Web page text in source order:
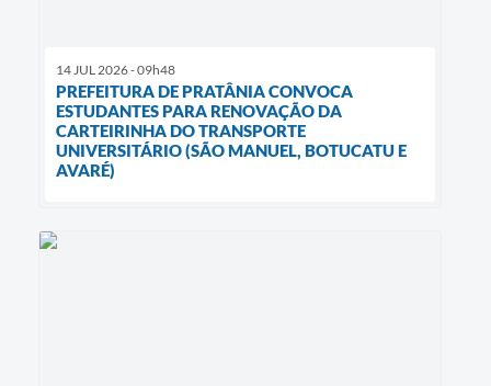
14 JUL 2026 - 09h48
PREFEITURA DE PRATÂNIA CONVOCA
ESTUDANTES PARA RENOVAÇÃO DA
CARTEIRINHA DO TRANSPORTE
UNIVERSITÁRIO (SÃO MANUEL, BOTUCATU E
AVARÉ)